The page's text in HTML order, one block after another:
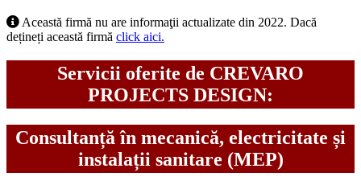
Această firmă nu are informaţii actualizate din 2022. Dacă
dețineți această firmă click aici.
Servicii oferite de CREVARO
PROJECTS DESIGN:
Consultanță în mecanică, electricitate și
instalații sanitare (MEP)